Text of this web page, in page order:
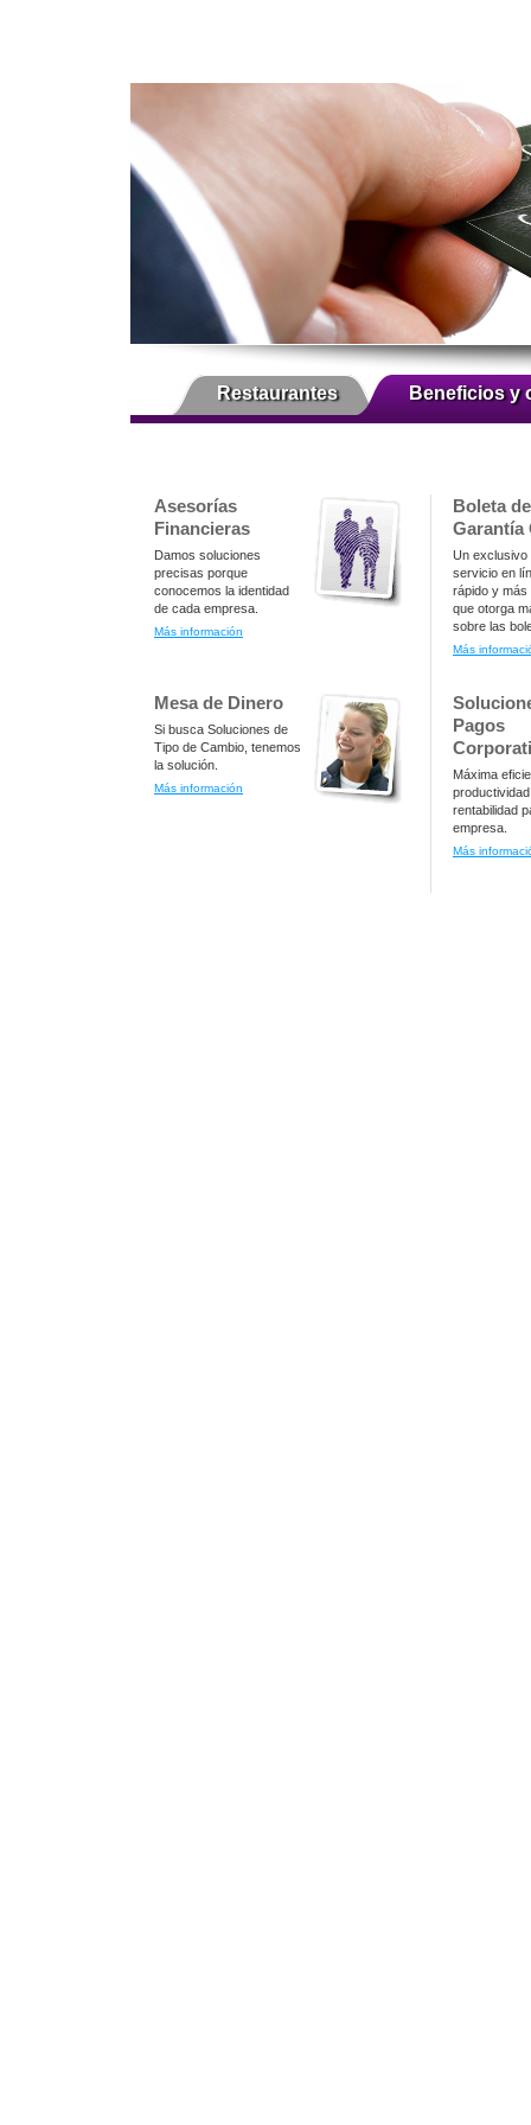
Restaurantes Beneficios y
Asesorías
Financieras
Damos soluciones
precisas porque
conocemos la identidad
de cada empresa.
Más información
Boleta de
Garantía
Un exclusivo
servicio en
rápido y más
que otorga
sobre las
Más
Mesa de Dinero
Si busca Soluciones de
Tipo de Cambio, tenemos
la solución.
Más información
Pagos
Máxima
rentabilidad
empresa.
Más